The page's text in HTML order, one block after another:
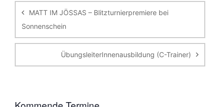
MATT IM JÖSSAS – Blitzturnierpremiere bei
Sonnenschein
ÜbungsleiterInnenausbildung (C-Trainer)